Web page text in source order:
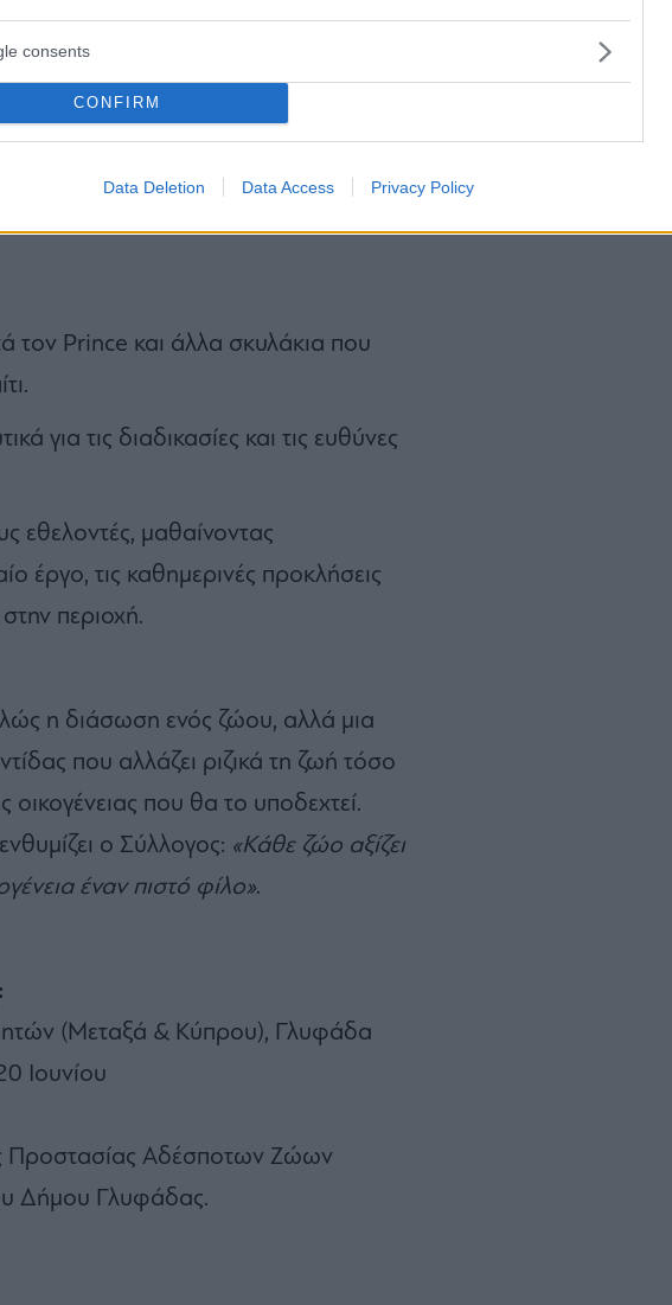
consents
CONFIRM
Data Deletion Data Access Privacy Policy
Δρόμο Ποιητών θα έχουν την
τον Prince και άλλα σκυλάκια που
για τις διαδικασίες και τις ευθύνες
εθελοντές, μαθαίνοντας
έργο, τις καθημερινές προκλήσεις
περιοχή.
η διάσωση ενός ζώου, αλλά μια
που αλλάζει ριζικά τη ζωή τόσο
που θα το υποδεχτεί.
ο Σύλλογος: «Κάθε ζώο αξίζει
έναν πιστό φίλο».
(Μεταξά & Κύπρου), Γλυφάδα
Ιουνίου
Προστασίας Αδέσποτων Ζώων
Δήμου Γλυφάδας.